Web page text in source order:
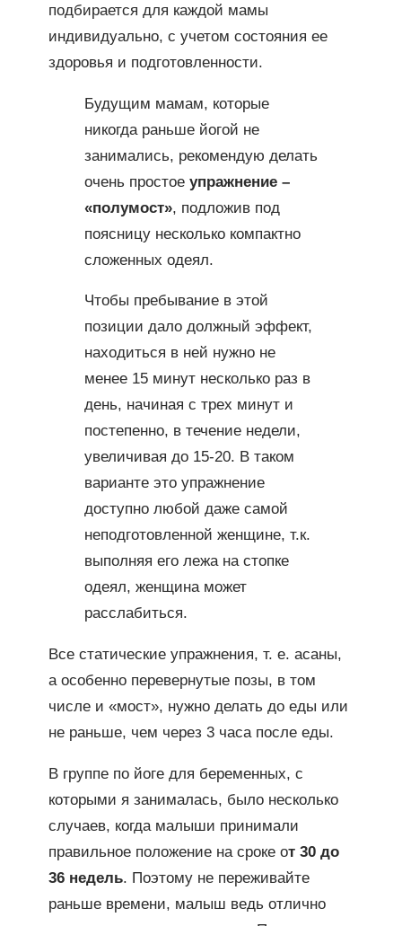
подбирается для каждой мамы
индивидуально, с учетом состояния ее
здоровья и подготовленности.
Будущим мамам, которые
никогда раньше йогой не
занимались, рекомендую делать
очень простое упражнение –
«полумост», подложив под
поясницу несколько компактно
сложенных одеял.
Чтобы пребывание в этой
позиции дало должный эффект,
находиться в ней нужно не
менее 15 минут несколько раз в
день, начиная с трех минут и
постепенно, в течение недели,
увеличивая до 15-20. В таком
варианте это упражнение
доступно любой даже самой
неподготовленной женщине, т.к.
выполняя его лежа на стопке
одеял, женщина может
расслабиться.
Все статические упражнения, т. е. асаны,
а особенно перевернутые позы, в том
числе и «мост», нужно делать до еды или
не раньше, чем через 3 часа после еды.
В группе по йоге для беременных, с
которыми я занималась, было несколько
случаев, когда малыши принимали
правильное положение на сроке от 30 до
36 недель. Поэтому не переживайте
раньше времени, малыш ведь отлично